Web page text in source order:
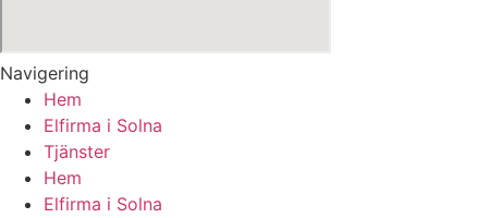
Navigering
Hem
Elfirma i Solna
Tjänster
Hem
Elfirma i Solna